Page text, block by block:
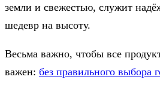
земли и свежестью, служит
шедевр на высоту.
Весьма важно, чтобы все
важен: без правильного выбора